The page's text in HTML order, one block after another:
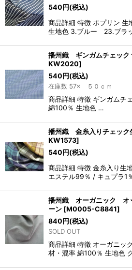
540円(税込)
商品詳細 特徴 ポプリン 生
生地色 3.ブルー 23.ブラ
播州織 ギンガムチェック
KW2020]
540円(税込)
在庫数 57× ５０ｃｍ
商品詳細 特徴 ギンガムチ
綿100％ 生地色 …
播州織 金糸入りチェック
KW1573]
540円(税込)
商品詳細 特徴 金糸入り生
エステル99％ / キュプラ1
播州織 オーガニック オ
ーン [M0005-C8841]
840円(税込)
SOLD OUT
商品詳細 特徴 オーガニッ
材・混率 綿100％ 生地色